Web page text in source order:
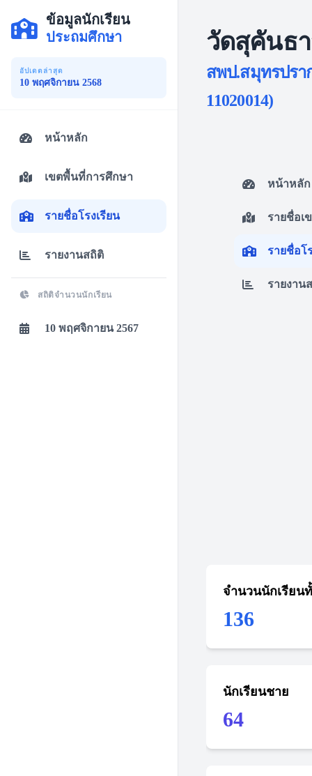
วัดสุคันธ
สพป.สมุทรปรา
11020014)
หน้าหลัก
รายชื่อเ
รายชื่อโ
รายงาน
จำนวนนักเรียน
136
นักเรียนชาย
64
ข้อมูลนักเรียน
ประถมศึกษา
อัปเดตล่าสุด
10 พฤศจิกายน 2568
หน้าหลัก
เขตพื้นที่การศึกษา
รายชื่อโรงเรียน
รายงานสถิติ
สถิติจำนวนนักเรียน
10 พฤศจิกายน 2567